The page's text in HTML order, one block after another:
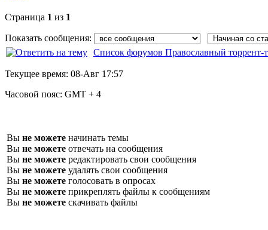
Страница 1 из 1
Показать сообщения:
Список форумов Православный торрент-
Текущее время: 08-Авг 17:57
Часовой пояс: GMT + 4
Вы не можете начинать темы
Вы не можете отвечать на сообщения
Вы не можете редактировать свои сообщения
Вы не можете удалять свои сообщения
Вы не можете голосовать в опросах
Вы не можете прикреплять файлы к сообщениям
Вы не можете скачивать файлы